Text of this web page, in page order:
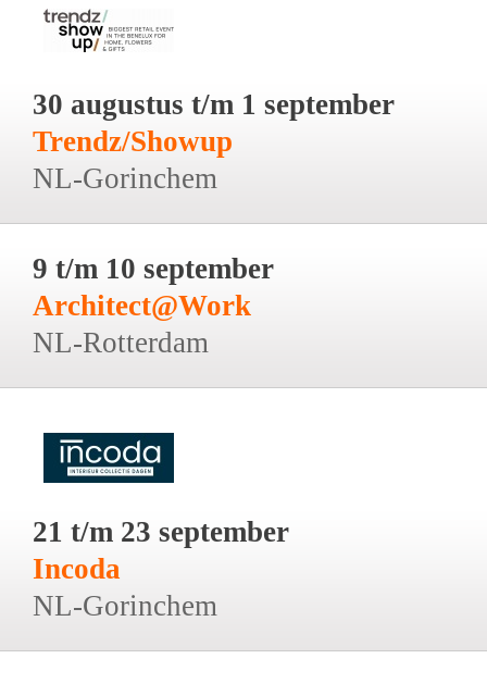
30 augustus t/m 1 september
Trendz/Showup
NL-Gorinchem
9 t/m 10 september
Architect@Work
NL-Rotterdam
21 t/m 23 september
Incoda
NL-Gorinchem